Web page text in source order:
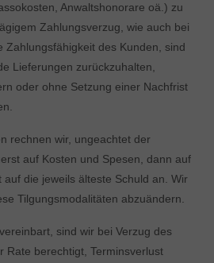
Anwaltshonorare oä.) zu
Zahlungsverzug, wie auch bei
Zahlungsfähigkeit des Kunden, sind
Lieferungen zurückzuhalten,
oder ohne Setzung einer Nachfrist
rechnen wir, ungeachtet der
auf Kosten und Spesen, dann auf
die jeweils älteste Schuld an. Wir
Tilgungsmodalitäten abzuändern.
sind wir bei Verzug des
Rate berechtigt, Terminsverlust